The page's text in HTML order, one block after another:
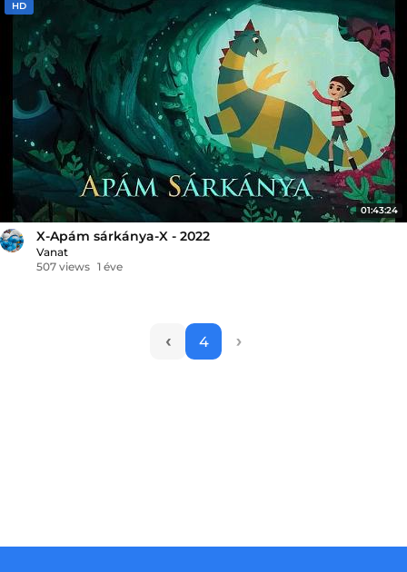
HD
01:43:24
X-Apám sárkánya-X - 2022
Vanat
507 views 1 éve
‹ 4 ›